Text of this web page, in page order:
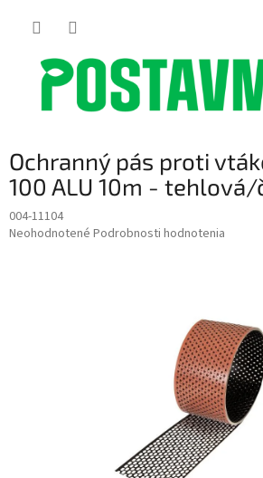
Ochranný pás proti
100 ALU 10m - tehlová/
004-11104
Priemerné
Neohodnotené Podrobnosti hodnotenia